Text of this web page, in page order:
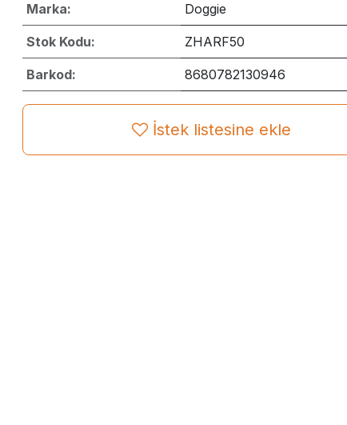
Marka: Doggie
Stok Kodu: ZHARF50
Barkod: 8680782130946
İstek listesine ekle